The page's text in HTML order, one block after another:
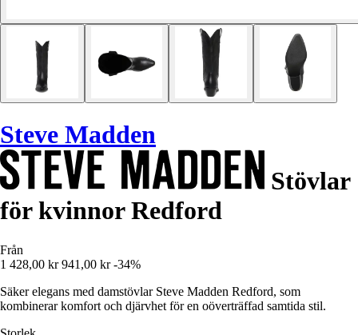
Steve Madden
Stövlar
för kvinnor Redford
Från
1 428,00 kr 941,00 kr -34%
Säker elegans med damstövlar Steve Madden Redford, som
kombinerar komfort och djärvhet för en oöverträffad samtida stil.